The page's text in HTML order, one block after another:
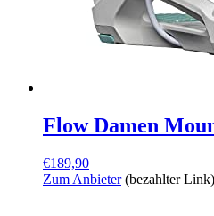
Flow Damen
€189,90
Zum Anbieter (bezahlter Link)